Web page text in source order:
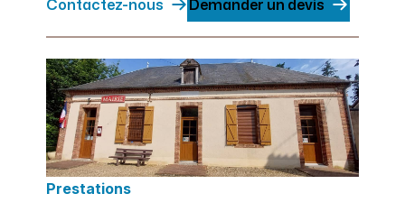
Contactez-nous Demander un devis
Prestations